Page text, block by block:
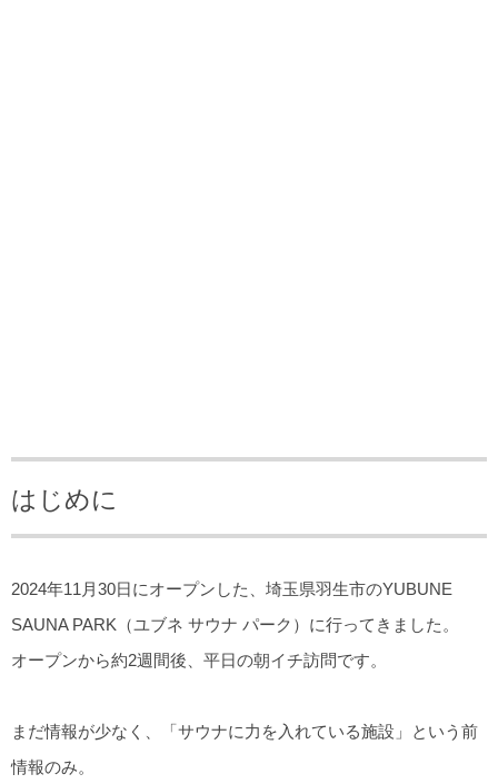
はじめに
2024年11月30日にオープンした、埼玉県羽生市のYUBUNE
SAUNA PARK（ユブネ サウナ パーク）に行ってきました。
オープンから約2週間後、平日の朝イチ訪問です。
まだ情報が少なく、「サウナに力を入れている施設」という前
情報のみ。